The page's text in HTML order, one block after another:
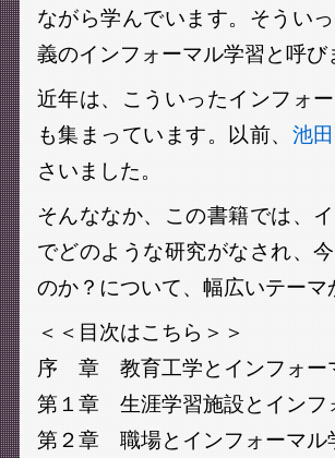
ながら学んでいます。そうい
義のインフォーマル学習と呼び
近年は、こういったインフォ
も集まっています。以前、 池
さいました。
そんななか、この書籍では、
でどのような研究がなされ、
のか？について、幅広いテー
＜＜目次はこちら＞＞
序 章 教育工学とインフォー
第１章 生涯学習施設とインフ
第２章 職場とインフォーマル